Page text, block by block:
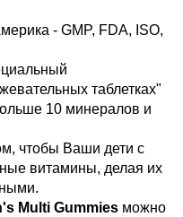
- GMP, FDA, ISO,
таблетках"
10 минералов и
чтобы Ваши дети с
витамины, делая их
Multi Gummies можно